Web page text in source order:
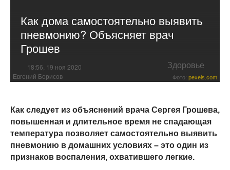
Как дома самостоятельно выявить
пневмонию? Объясняет врач
Грошев
18:56, 19 ноя 2020 Здоровье
Евгений Борисов Фото: pexels.com
Как следует из объяснений врача Сергея Грошева,
повышенная и длительное время не спадающая
температура позволяет самостоятельно выявить
пневмонию в домашних условиях – это один из
признаков воспаления, охватившего легкие.